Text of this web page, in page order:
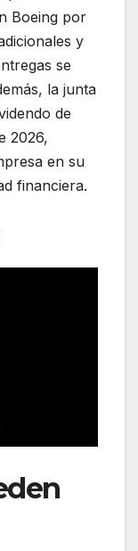
Boeing por
y
se
la junta
de
2026,
en su
financiera.